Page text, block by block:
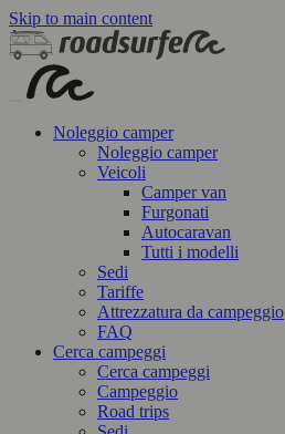
Skip to main content
Noleggio camper
Noleggio camper
Veicoli
Camper van
Furgonati
Autocaravan
Tutti i modelli
Sedi
Tariffe
Attrezzatura da campeggio
FAQ
Cerca campeggi
Cerca campeggi
Campeggio
Road trips